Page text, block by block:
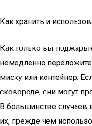
Как хранить и
Как только вы
немедленно
миску или контейнер.
сковороде, они могут
В большинстве случаев
их, прежде чем